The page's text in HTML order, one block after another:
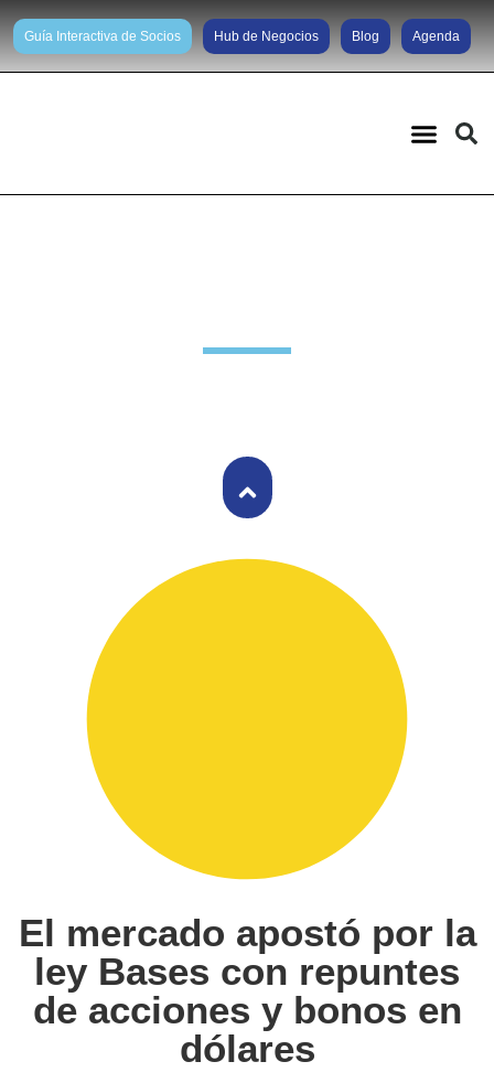
Guía Interactiva de Socios Hub de Negocios Blog Agenda
El mercado apostó por la
ley Bases con repuntes
de acciones y bonos en
dólares